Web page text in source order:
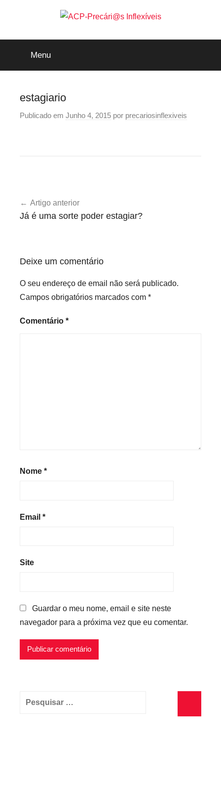
ACP-
Precári@s
Inflexíveis
Menu
estagiario
Publicado em Junho 4, 2015 por precariosinflexiveis
de
Artigo anterior
Já é uma sorte poder estagiar?
Deixe um comentário
O seu endereço de email não será publicado.
Campos obrigatórios marcados com *
Comentário *
Nome *
Email *
Site
Guardar o meu nome, email e site neste
navegador para a próxima vez que eu comentar.
Pesquisar